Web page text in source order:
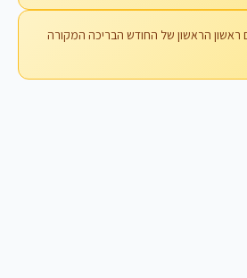
ראשון הראשון של החודש הבריכה המקורה